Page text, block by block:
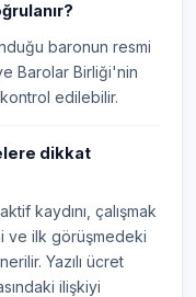
baronun resmi
Barolar Birliği'nin
edilebilir.
dikkat
kaydını, çalışmak
ve ilk görüşmedeki
Yazılı ücret
ilişkiyi